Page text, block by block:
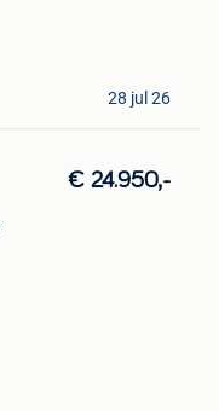
28 jul 26
€ 24.950,-